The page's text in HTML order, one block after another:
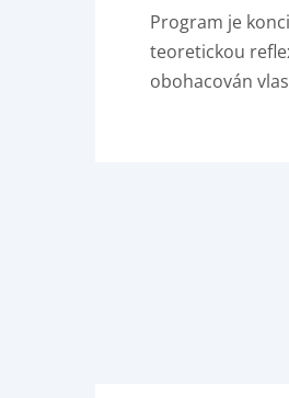
Program je
teoretickou
obohacován